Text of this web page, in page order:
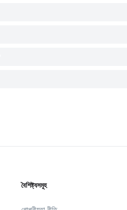
বৈশিষ্ট্যসমূহ